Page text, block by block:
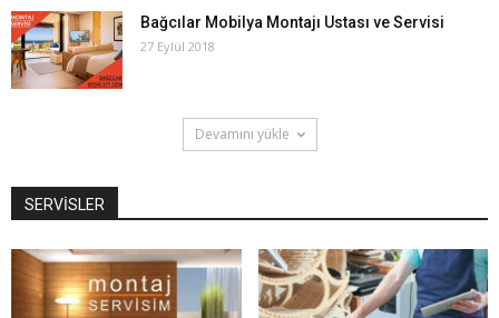
Bağcılar Mobilya Montajı Ustası ve Servisi
27 Eylül 2018
Devamını yükle
SERVİSLER